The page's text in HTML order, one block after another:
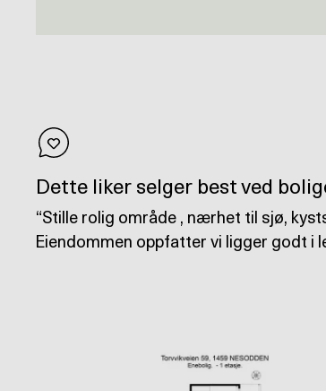
Dette liker selger best ved
Stille rolig område , nærhet til sjø,
Eiendommen oppfatter vi ligger godt i